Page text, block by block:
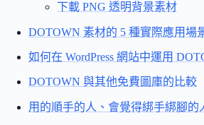
下載 PNG 透明背景素材
DOTOWN 素材的 5 種實際應用場
如何在 WordPress 網站中運用
DOTOWN 與其他免費圖庫的比較
用的順手的人、會覺得綁手綁腳的